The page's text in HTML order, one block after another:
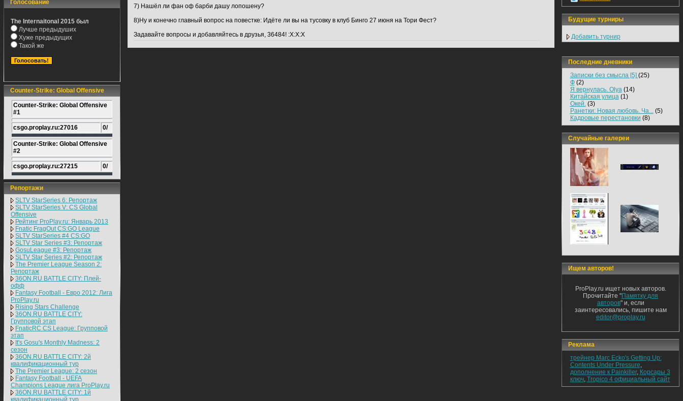
Голосование
The Internaitonal 2015 был
Лучше предыдуших
Хуже предыдущих
Такой же
Counter-Strike: Global Offensive
Counter-Strike: Global Offensive
#1
csgo.proplay.ru:27016 0/
Counter-Strike: Global Offensive
#2
csgo.proplay.ru:27215 0/
Репортажи
SLTV StarSeries 6: Репортаж
SLTV StarSeries V: CS Global
Offensive
Рейтинг ProPlay.ru: Январь 2013
Fnatic FragOut CS:GO League
SLTV StarSeries #4 CS:GO
SLTV Star Series #3: Репортаж
GosuLeague #3: Репортаж
SLTV Star Series #2: Репортаж
The Premier League Season 2:
Репортаж
36ON.RU BATTLE CITY: Плей-
офф
Fantasy Football - Евро 2012: Лига
ProPlay.ru
Rising Stars Challenge
36ON.RU BATTLE CITY:
Групповой этап
FnaticRC CS League: Групповой
этап
It's Gosu's Monthly Madness: 2
сезон
36ON.RU BATTLE CITY: 2й
квалификационный тур
The Premier League: 2 cезон
Fantasy Football - UEFA
Champions League лига ProPlay.ru
36ON.RU BATTLE CITY: 1й
квалификационный тур
7) Нашёл ли фан оф барби дашу лопошену?
8)Ну и конечно главный вопрос на повестке: Идёте ли вы на тусовку в клуб Бинго 27 июня на Тори Фест?
Задавайте вопросы и добавляйтесь в друзья, 36484! :Х:Х:Х
Будущие турниры
Добавить турнир
Последние дневники
Записки без смысла [5] (25)
Ф(2)
Я вернулась. Olya(14)
Китайская улица(1)
Окей.(3)
Ранетки: Новая любовь. Ча...(5)
Кадровые перестановки (8)
Случайные галереи
Ищем авторов!
ProPlay.ru ищет новых авторов.
Прочитайте "Памятку для
авторов" и, если
заинтересовались, пишите нам
editor@proplay.ru
Реклама
трейнер Marc Ecko's Getting Up:
Contents Under Pressure,
дополнение к Painkiller, Корсары 3
ключ, Tropico 4 официальный сайт